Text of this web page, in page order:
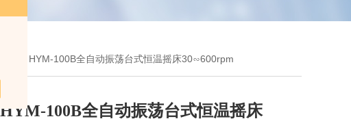
> HYM-100B全自动振荡台式恒温摇床30∽600rpm
HYM-100B全自动振荡台式恒温摇床